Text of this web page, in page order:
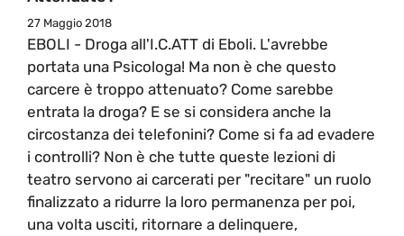
27 Maggio 2018
EBOLI - Droga all'I.C.ATT di Eboli. L'avrebbe
portata una Psicologa! Ma non è che questo
carcere è troppo attenuato? Come sarebbe
entrata la droga? E se si considera anche la
circostanza dei telefonini? Come si fa ad evadere
i controlli? Non è che tutte queste lezioni di
teatro servono ai carcerati per "recitare" un ruolo
finalizzato a ridurre la loro permanenza per poi,
una volta usciti, ritornare a delinquere,